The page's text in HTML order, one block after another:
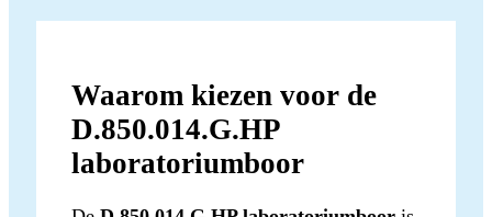
Waarom kiezen voor de
D.850.014.G.HP
laboratoriumboor